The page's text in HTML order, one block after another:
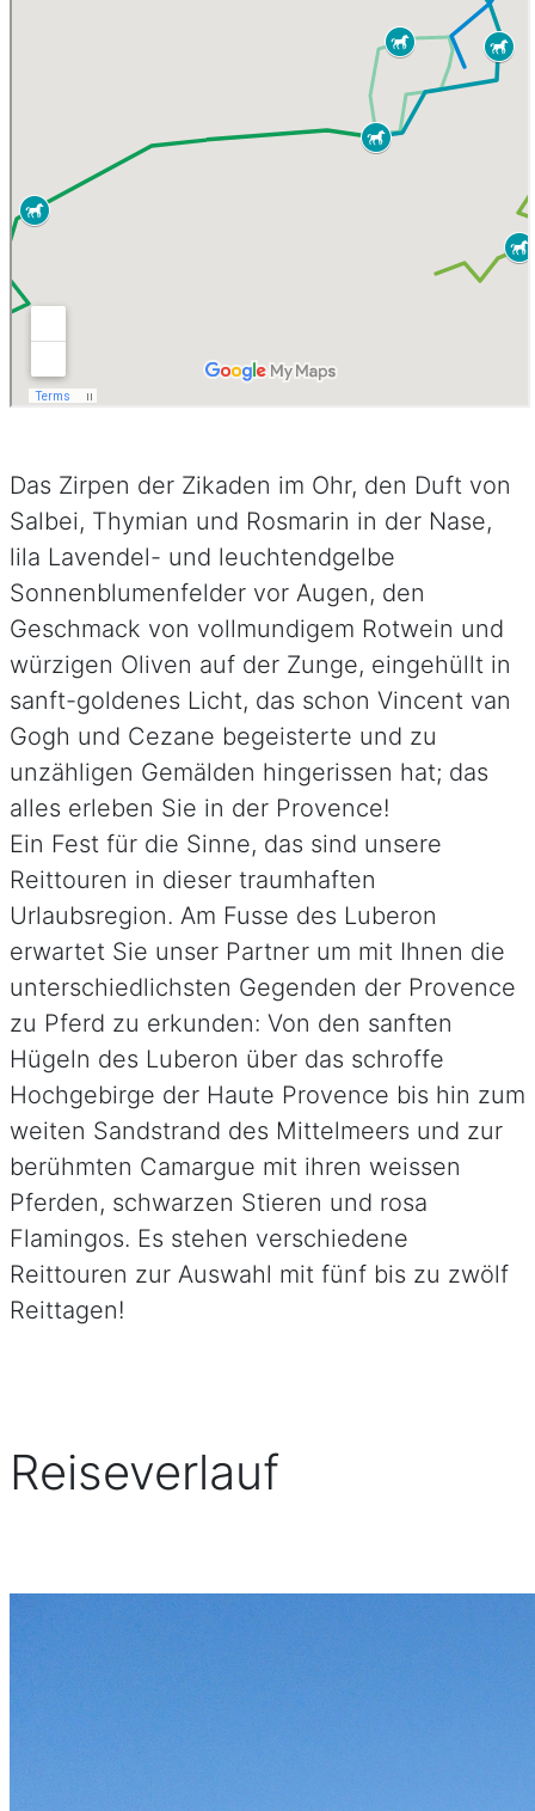
Das Zirpen der Zikaden im Ohr, den Duft von
Salbei, Thymian und Rosmarin in der Nase,
lila Lavendel- und leuchtendgelbe
Sonnenblumenfelder vor Augen, den
Geschmack von vollmundigem Rotwein und
würzigen Oliven auf der Zunge, eingehüllt in
sanft-goldenes Licht, das schon Vincent van
Gogh und Cezane begeisterte und zu
unzähligen Gemälden hingerissen hat; das
alles erleben Sie in der Provence!
Ein Fest für die Sinne, das sind unsere
Reittouren in dieser traumhaften
Urlaubsregion. Am Fusse des Luberon
erwartet Sie unser Partner um mit Ihnen die
unterschiedlichsten Gegenden der Provence
zu Pferd zu erkunden: Von den sanften
Hügeln des Luberon über das schroffe
Hochgebirge der Haute Provence bis hin zum
weiten Sandstrand des Mittelmeers und zur
berühmten Camargue mit ihren weissen
Pferden, schwarzen Stieren und rosa
Flamingos. Es stehen verschiedene
Reittouren zur Auswahl mit fünf bis zu zwölf
Reittagen!
Reiseverlauf